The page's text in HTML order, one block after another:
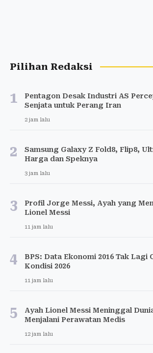
Pilihan Redaksi
1
Pentagon Desak Industri AS
Senjata untuk Perang Iran
2 jam lalu
2
Samsung Galaxy Z Fold8, Flip8,
Harga dan Speknya
3 jam lalu
3
Profil Jorge Messi, Ayah yang
Lionel Messi
11 jam lalu
4
BPS: Data Ekonomi 2016 Tak Lagi
Kondisi 2026
11 jam lalu
5
Ayah Lionel Messi Meninggal
Menjalani Perawatan Medis
12 jam lalu